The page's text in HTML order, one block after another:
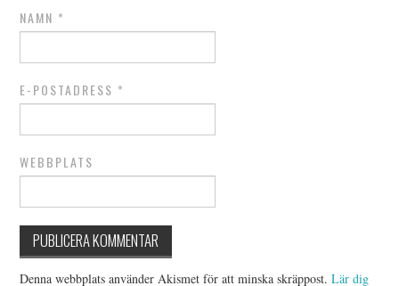
NAMN *
E-POSTADRESS *
WEBBPLATS
Denna webbplats använder Akismet för att minska skräppost.Lär dig